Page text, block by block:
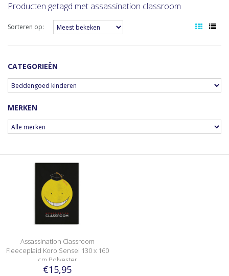
Producten getagd met assassination classroom
Sorteren op:
CATEGORIEËN
MERKEN
Assassination Classroom
Fleeceplaid Koro Sensei 130 x 160
cm Polyester
€15,95